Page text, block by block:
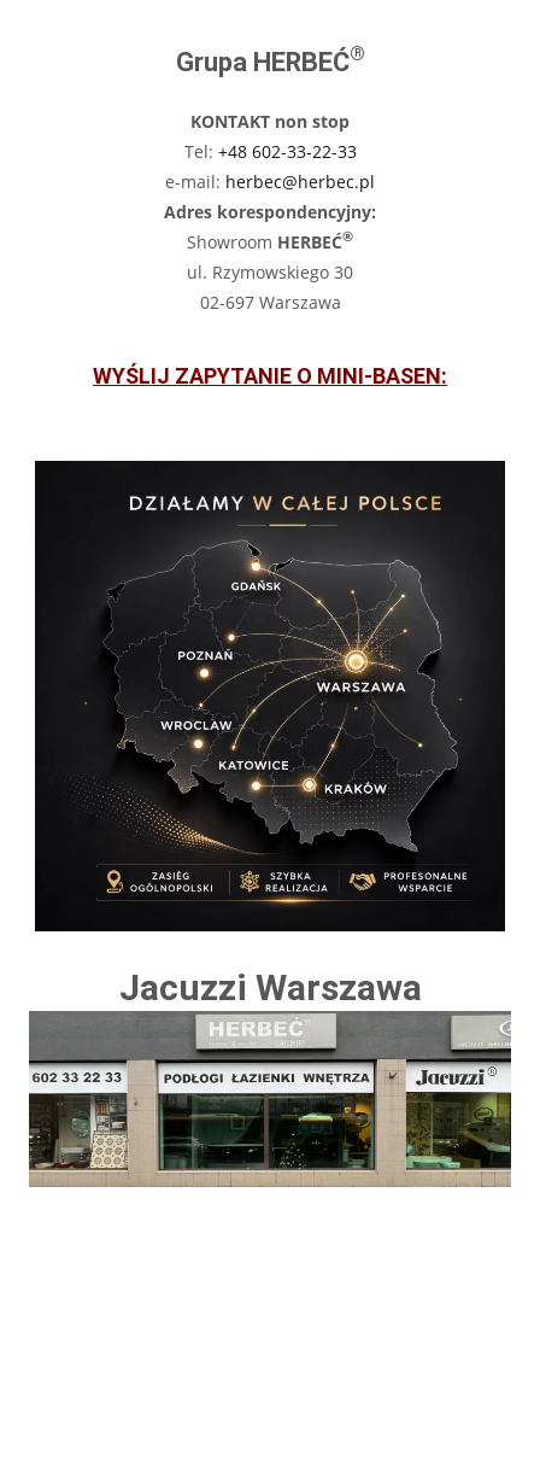
Grupa HERBEĆ®
KONTAKT non stop
Tel: +48 602-33-22-33
e-mail: herbec@herbec.pl
Adres korespondencyjny:
Showroom HERBEĆ®
ul. Rzymowskiego 30
02-697 Warszawa
WYŚLIJ ZAPYTANIE O MINI-BASEN:
Jacuzzi Warszawa